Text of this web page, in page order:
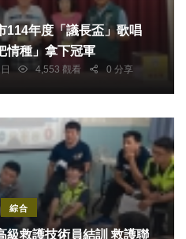
114年度「議長盃」歌唱
情種」拿下冠軍
4,553 觀看 0 分享
綜合
級救護技術員結訓 救護聯